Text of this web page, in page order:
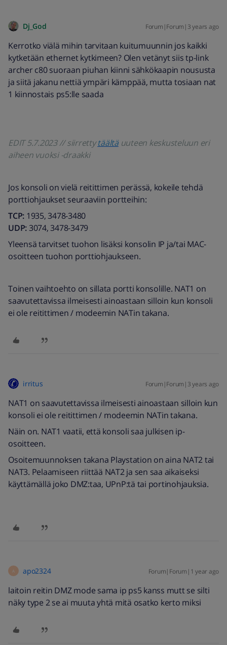
Dj_God Forum|Forum|3 years ago
Kerrotko viälä mihin tarvitaan kuitumuunnin jos kaikki
kytketään ethernet kytkimeen? Olen vetänyt siis tp-link
archer c80 suoraan piuhan kiinni sähkökaapin noususta
ja siitä jakanu nettiä ympäri kämppää, mutta tosiaan nat
1 kiinnostais ps5:lle saada
EDIT 5.7.2023 // siirrettytäältäuuteen keskusteluun eri
aiheen vuoksi -draakki
Jos konsoli on vielä reitittimen perässä, kokeile tehdä
porttiohjaukset seuraaviin portteihin:
TCP: 1935, 3478-3480
UDP: 3074, 3478-3479
Yleensä tarvitset tuohon lisäksi konsolin IP ja/tai MAC-
osoitteen tuohon porttiohjaukseen.
Toinen vaihtoehto on sillata portti konsolille. NAT1 on
saavutettavissa ilmeisesti ainoastaan silloin kun konsoli
ei ole reitittimen / modeemin NATin takana.
irritus Forum|Forum|3 years ago
NAT1 on saavutettavissa ilmeisesti ainoastaan silloin kun
konsoli ei ole reitittimen / modeemin NATin takana.
Näin on. NAT1 vaatii, että konsoli saa julkisen ip-
osoitteen.
Osoitemuunnoksen takana Playstation on aina NAT2 tai
NAT3. Pelaamiseen riittää NAT2 ja sen saa aikaiseksi
käyttämällä joko DMZ:taa, UPnP:tä tai portinohjauksia.
A apo2324 Forum|Forum|1 year ago
laitoin reitin DMZ mode sama ip ps5 kanss mutt se silti
näky type 2 se ai muuta yhtä mitä osatko kerto miksi